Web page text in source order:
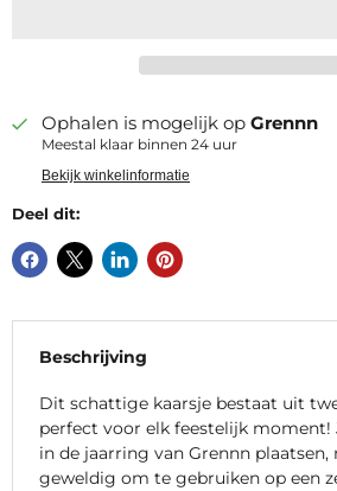
Ophalen is mogelijk op Grennn
Meestal klaar binnen 24 uur
Bekijk winkelinformatie
Deel dit:
Beschrijving
Dit schattige kaarsje bestaat uit
perfect voor elk feestelijk moment!
in de jaarring van Grennn plaatsen,
geweldig om te gebruiken op een